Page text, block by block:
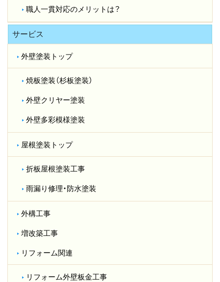
職人一貫対応のメリットは？​
サービス
外壁塗装トップ
焼板塗装（杉板塗装）
外壁クリヤー塗装
外壁多彩模様塗装
屋根塗装トップ
折板屋根塗装工事
雨漏り修理・防水塗装
外構工事
増改築工事
リフォーム関連
リフォーム外壁板金工事